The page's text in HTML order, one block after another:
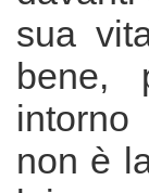
sua
bene,
non è